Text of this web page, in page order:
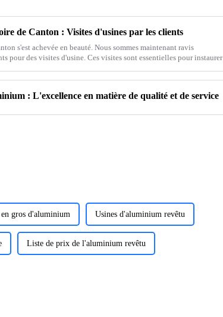
de Canton : Visites d'usines par les clients
s'est achevée en beauté. Nous sommes maintenant ravis
pour des visites d'usine. Ces visites sont essentielles pour instaurer
: L'excellence en matière de qualité et de service
en gros d'aluminium Usines d'aluminium revêtu
Liste de prix de l'aluminium revêtu